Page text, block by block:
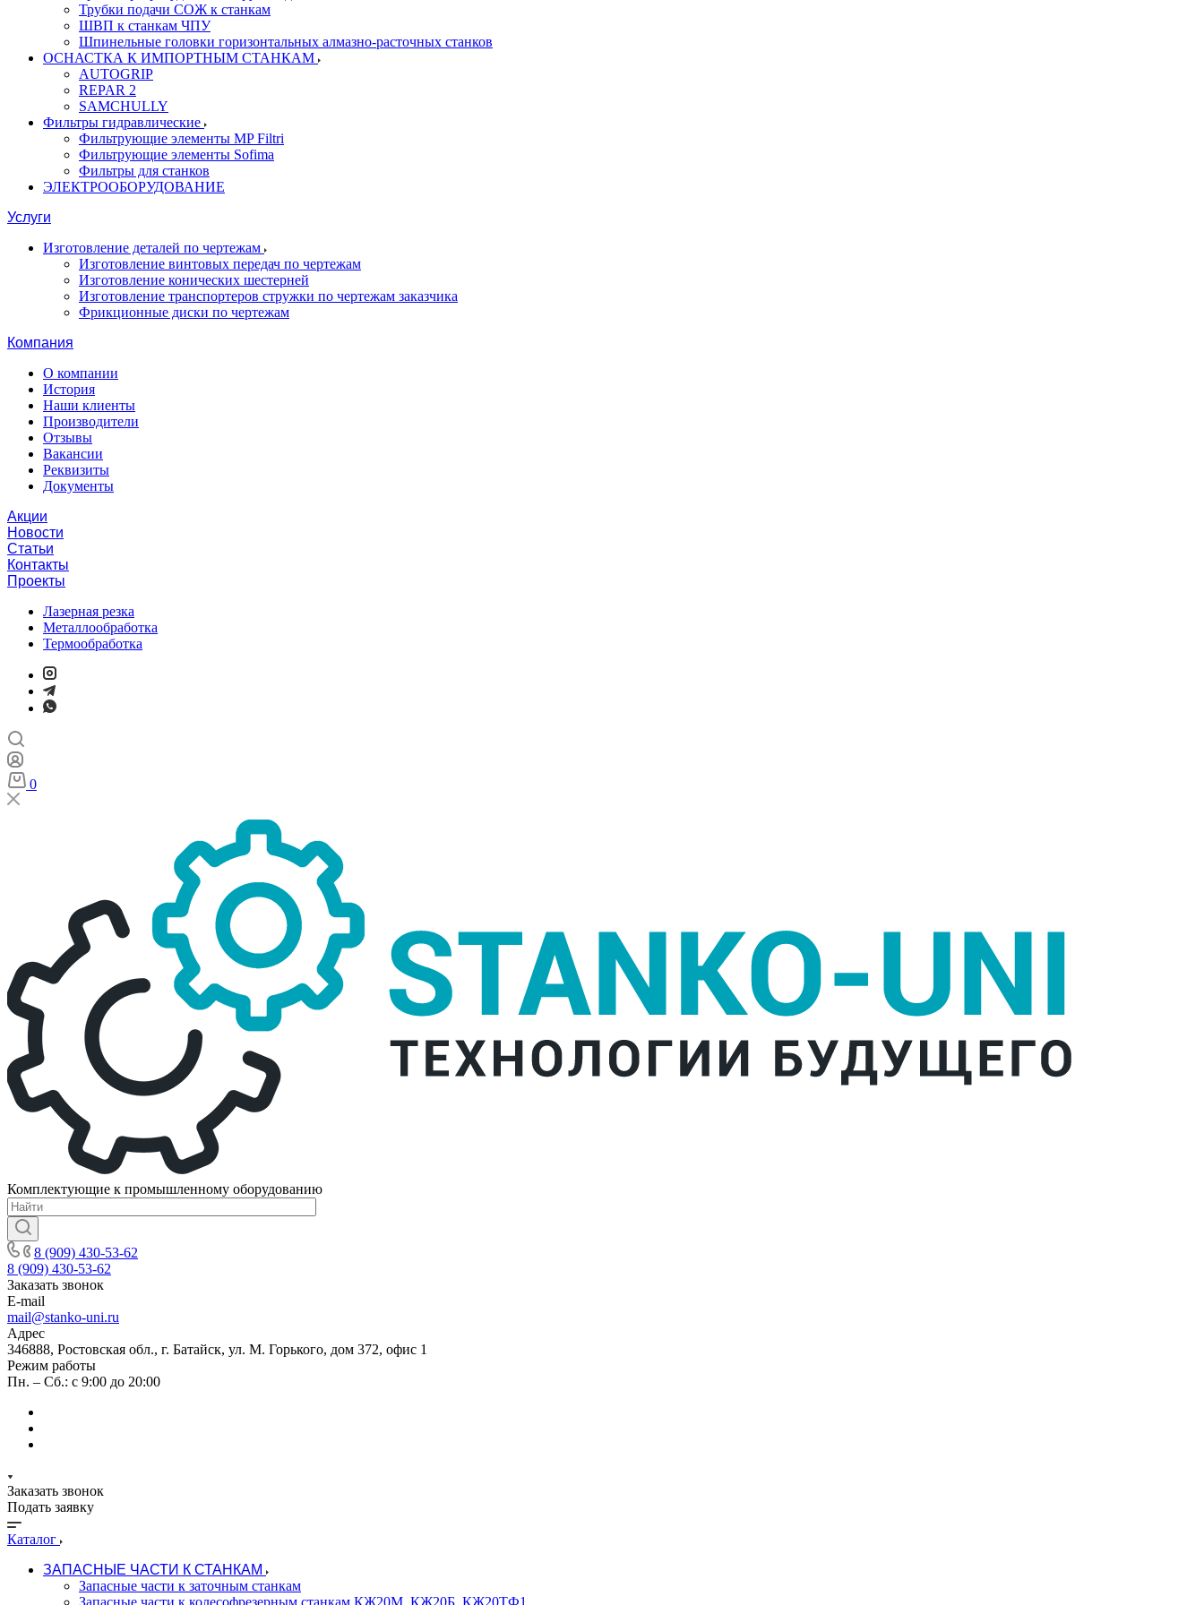
Трубки подачи СОЖ к станкам
ШВП к станкам ЧПУ
Шпинельные головки горизонтальных алмазно-расточных станков
ОСНАСТКА К ИМПОРТНЫМ СТАНКАМ
AUTOGRIP
REPAR 2
SAMCHULLY
Фильтры гидравлические
Фильтрующие элементы MP Filtri
Фильтрующие элементы Sofima
Фильтры для станков
ЭЛЕКТРООБОРУДОВАНИЕ
Услуги
Изготовление деталей по чертежам
Изготовление винтовых передач по чертежам
Изготовление конических шестерней
Изготовление транспортеров стружки по чертежам заказчика
Фрикционные диски по чертежам
Компания
О компании
История
Наши клиенты
Производители
Отзывы
Вакансии
Реквизиты
Документы
Акции
Новости
Статьи
Контакты
Проекты
Лазерная резка
Металлообработка
Термообработка
0
Комплектующие к промышленному оборудованию
8 (909) 430-53-62
8 (909) 430-53-62
Заказать звонок
E-mail
mail@stanko-uni.ru
Адрес
346888, Ростовская обл., г. Батайск, ул. М. Горького, дом 372, офис 1
Режим работы
Пн. – Сб.: с 9:00 до 20:00
Заказать звонок
Подать заявку
Каталог
ЗАПАСНЫЕ ЧАСТИ К СТАНКАМ
Запасные части к заточным станкам
Запасные части к колесофрезерным станкам КЖ20М, КЖ20Б, КЖ20ТФ1